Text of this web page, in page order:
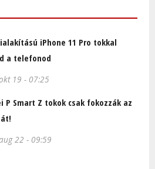
iPhone 11 Pro tokkal
a telefonod
19 - 07:25
P Smart Z tokok csak fokozzák az
22 - 09:59